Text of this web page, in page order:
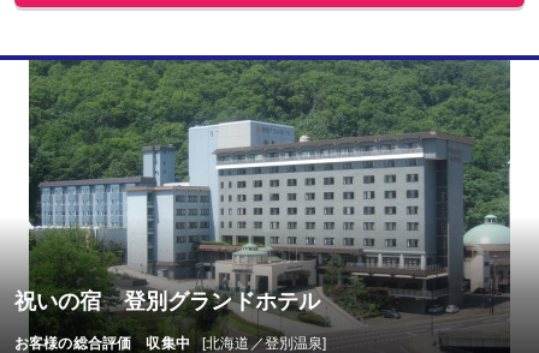
祝いの宿 登別グランドホテル
お客様の総合評価 収集中 [北海道／登別温泉]